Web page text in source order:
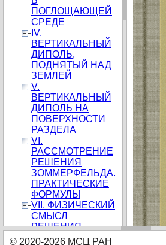
© 2020-2026 МСЦ РАН
ПОГЛОЩАЮЩЕЙ
СРЕДЕ
IV.
ВЕРТИКАЛЬНЫЙ
ДИПОЛЬ,
ПОДНЯТЫЙ НАД
ЗЕМЛЕЙ
V.
ВЕРТИКАЛЬНЫЙ
ДИПОЛЬ НА
ПОВЕРХНОСТИ
РАЗДЕЛА
VI.
РАССМОТРЕНИЕ
РЕШЕНИЯ
ЗОММЕРФЕЛЬДА.
ПРАКТИЧЕСКИЕ
ФОРМУЛЫ
VII. ФИЗИЧЕСКИЙ
СМЫСЛ
РЕШЕНИЯ
ЗОММЕРФЕЛЬДА